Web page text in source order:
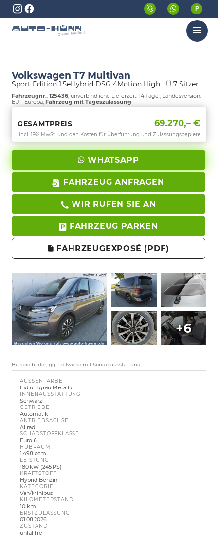
Menü
Volkswagen T7 Multivan
Sport Edition 1,5eHybrid DSG 4Motion High LÜ 7 Sitzer
Fahrzeugnr.: 125436, unverbindliche Lieferzeit: 14 Tage , Landesversion:
EU - Europa, Fahrzeug mit Tageszulassung
GESAMTPREIS 69.270,– €
incl. 19% MwSt. und den Kosten für Überführung und Zulassungspapiere
WHATSAPP
FAHRZEUG ANFRAGEN
WIR RUFEN SIE AN
FAHRZEUG PARKEN
FAHRZEUGEXPOSÉ (PDF)
+6
Beispielbilder, ggf. teilweise mit Sonderausstattung
AUSSENFARBE
Indiumgrau Metallic
INNENAUSSTATTUNG
Schwarz
GETRIEBE
Automatik
ANTRIEBSACHSE
Allrad
SCHADSTOFFKLASSE
Euro 6
HUBRAUM
1.498 ccm
LEISTUNG
180 kW (245 PS)
KRAFTSTOFF
Hybrid Benzin
KATEGORIE
Van/Minibus
KILOMETERSTAND
10 km
ERSTZULASSUNG
01.08.2026
ZUSTAND
unfallfrei